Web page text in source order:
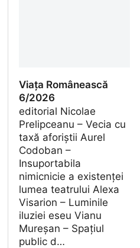
Viața Românească
6/2026
editorial Nicolae
Prelipceanu – Vecia cu
taxă aforiștii Aurel
Codoban –
Insuportabila
nimicnicie a existenței
lumea teatrului Alexa
Visarion – Luminile
iluziei eseu Vianu
Mureșan – Spațiul
public d…